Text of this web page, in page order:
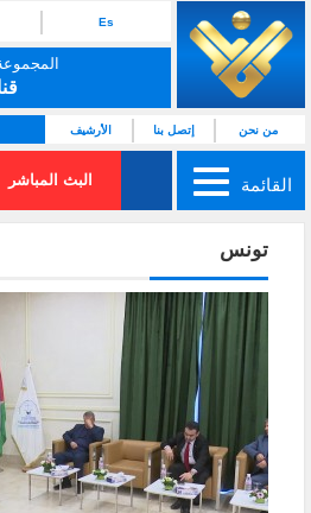
Es
المجموعة
من نحن إتصل بنا الأرشيف
القائمة البث المباشر
تونس